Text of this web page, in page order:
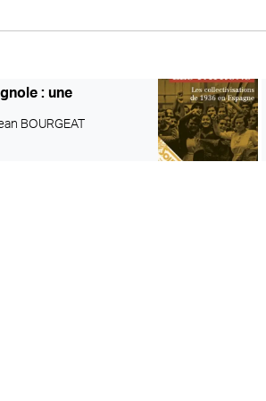
: une
BOURGEAT